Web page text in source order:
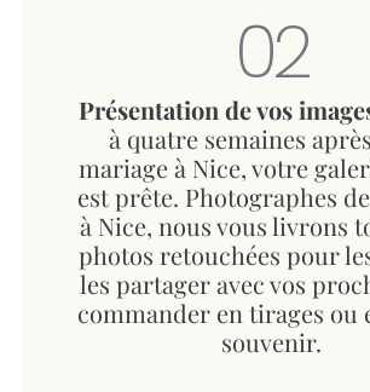
02
Présentation de vos
à quatre semaines
mariage à Nice, votre
est prête. Photographes
à Nice, nous vous livrons
photos retouchées pour
les partager avec vos
commander en tirages ou
souvenir.